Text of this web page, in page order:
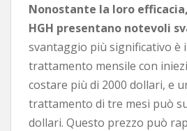
Nonostante la loro
HGH presentano notevoli
svantaggio più significativo è
trattamento mensile con
costare più di 2000 dollari, e
trattamento di tre mesi può
dollari. Questo prezzo può